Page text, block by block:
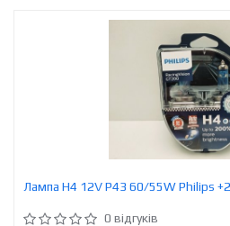
Лампа H4 12V Р43 60/55W Philips
0 відгуків